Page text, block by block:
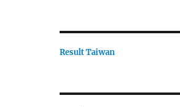
Result Taiwan